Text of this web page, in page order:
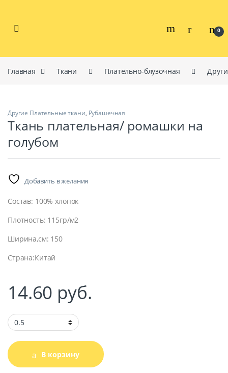
0
Главная Ткани Плательно-блузочная
Другие Плательные ткани, Рубашечная
Ткань плательная/ ромашки на
голубом
Добавить в желания
Состав: 100% хлопок
Плотность: 115гр/м2
Ширина,см: 150
Страна:Китай
14.60 руб.
В корзину